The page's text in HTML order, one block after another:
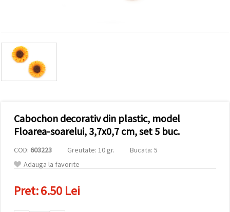
afișa
conținut și
reclame
relevante,
analiză și
marketing.
acord să
utilizați
toate
cookie -
clic pe
"acceptati
Cabochon decorativ din plastic, model
Floarea-soarelui, 3,7x0,7 cm, set 5 buc.
COD: 603223 Greutate: 10 gr.
Bucata: 5
Adauga la favorite
Pret:6.50 Lei